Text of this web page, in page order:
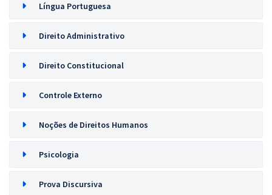
Língua Portuguesa
Direito Administrativo
Direito Constitucional
Controle Externo
Noções de Direitos Humanos
Psicologia
Prova Discursiva